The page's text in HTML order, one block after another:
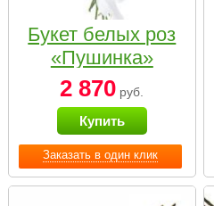
Заказать в один клик
Букет белых роз
«Пушинка»
2 870 руб.
Купить